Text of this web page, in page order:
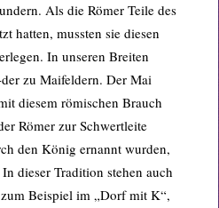
Als die Römer Teile des
hatten, mussten sie diesen
In unseren Breiten
zu Maifeldern. Der Mai
diesem römischen Brauch
Römer zur Schwertleite
den König ernannt wurden,
dieser Tradition stehen auch
zum Beispiel im „Dorf mit K“,